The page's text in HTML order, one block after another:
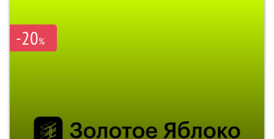
-20%